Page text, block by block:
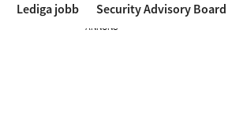
Lediga jobb Security Advisory Board
ANNONS